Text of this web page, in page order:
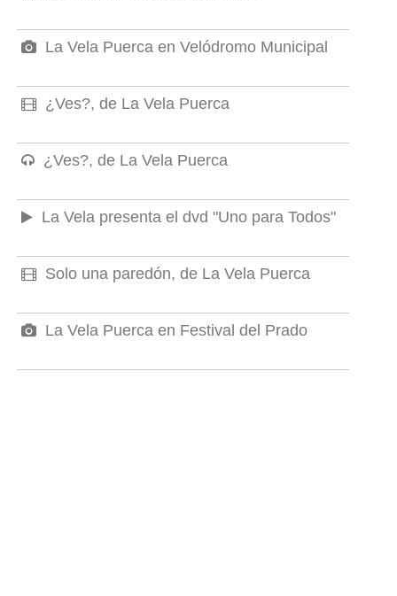
La Vela Puerca en Velódromo Municipal
¿Ves?, de La Vela Puerca
¿Ves?, de La Vela Puerca
La Vela presenta el dvd "Uno para Todos"
Solo una paredón, de La Vela Puerca
La Vela Puerca en Festival del Prado